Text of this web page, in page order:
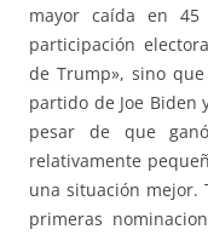
mayor caída en
participación
de Trump», sino
partido de Joe Biden
pesar de que
relativamente
una situación mejor.
primeras